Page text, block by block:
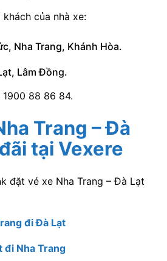
của nhà xe:
Nha Trang, Khánh Hòa.
Lâm Đồng.
88 86 84.
Trang – Đà
tại Vexere
đặt vé xe Nha Trang – Đà Lạt
đi Đà Lạt
đi Nha Trang